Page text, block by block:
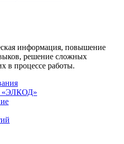
информация, повышение
решение сложных
в процессе работы.
«ЭЛКОД»